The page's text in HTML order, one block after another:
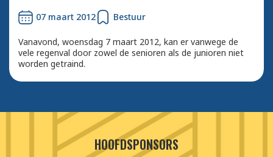
07 maart 2012 Bestuur
Vanavond, woensdag 7 maart 2012, kan er vanwege de
vele regenval door zowel de senioren als de junioren niet
worden getraind.
HOOFDSPONSORS